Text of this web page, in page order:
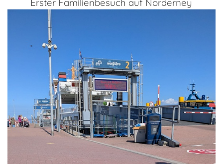
Erster Familienbesuch auf Norderney